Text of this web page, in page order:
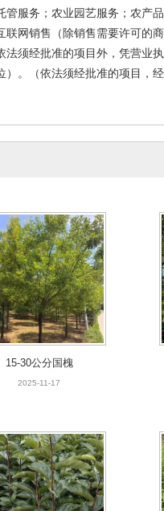
服务；农业园艺服务；农产
网销售（除销售需要许可的
须经批准的项目外，凭营业
。（依法须经批准的项目，
15-30公分国槐
2025-11-17